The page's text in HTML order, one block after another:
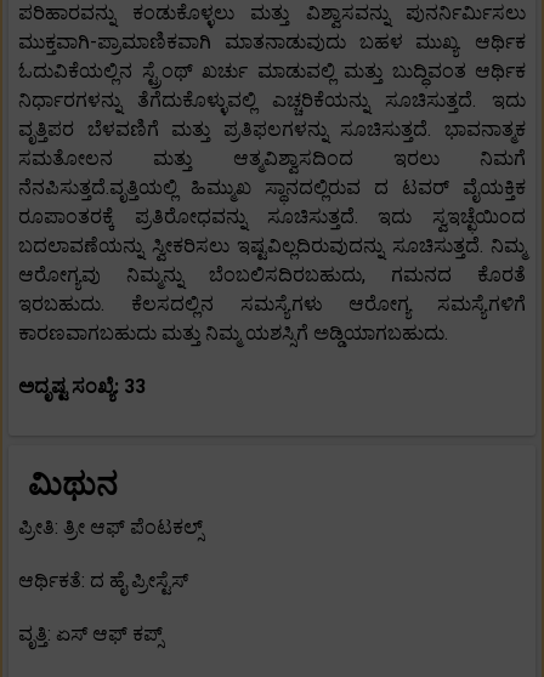
ಪರಿಹಾರವನ್ನು ಕಂಡುಕೊಳ್ಳಲು ಮತ್ತು ವಿಶ್ವಾಸವನ್ನು ಪುನರ್ನಿರ್ಮಿಸಲು
ಮುಕ್ತವಾಗಿ-ಪ್ರಾಮಾಣಿಕವಾಗಿ ಮಾತನಾಡುವುದು ಬಹಳ ಮುಖ್ಯ. ಆರ್ಥಿಕ
ಓದುವಿಕೆಯಲ್ಲಿನ ಸ್ಟ್ರೆಂಥ್ ಖರ್ಚು ಮಾಡುವಲ್ಲಿ ಮತ್ತು ಬುದ್ಧಿವಂತ ಆರ್ಥಿಕ
ನಿರ್ಧಾರಗಳನ್ನು ತೆಗೆದುಕೊಳ್ಳುವಲ್ಲಿ ಎಚ್ಚರಿಕೆಯನ್ನು ಸೂಚಿಸುತ್ತದೆ. ಇದು
ವೃತ್ತಿಪರ ಬೆಳವಣಿಗೆ ಮತ್ತು ಪ್ರತಿಫಲಗಳನ್ನು ಸೂಚಿಸುತ್ತದೆ. ಭಾವನಾತ್ಮಕ
ಸಮತೋಲನ ಮತ್ತು ಆತ್ಮವಿಶ್ವಾಸದಿಂದ ಇರಲು ನಿಮಗೆ
ನೆನಪಿಸುತ್ತದೆ.ವೃತ್ತಿಯಲ್ಲಿ ಹಿಮ್ಮುಖ ಸ್ಥಾನದಲ್ಲಿರುವ ದ ಟವರ್ ವೈಯಕ್ತಿಕ
ರೂಪಾಂತರಕ್ಕೆ ಪ್ರತಿರೋಧವನ್ನು ಸೂಚಿಸುತ್ತದೆ. ಇದು ಸ್ವಇಚ್ಛೆಯಿಂದ
ಬದಲಾವಣೆಯನ್ನು ಸ್ವೀಕರಿಸಲು ಇಷ್ಟವಿಲ್ಲದಿರುವುದನ್ನು ಸೂಚಿಸುತ್ತದೆ. ನಿಮ್ಮ
ಆರೋಗ್ಯವು ನಿಮ್ಮನ್ನು ಬೆಂಬಲಿಸದಿರಬಹುದು, ಗಮನದ ಕೊರತೆ
ಇರಬಹುದು. ಕೆಲಸದಲ್ಲಿನ ಸಮಸ್ಯೆಗಳು ಆರೋಗ್ಯ ಸಮಸ್ಯೆಗಳಿಗೆ
ಕಾರಣವಾಗಬಹುದು ಮತ್ತು ನಿಮ್ಮ ಯಶಸ್ಸಿಗೆ ಅಡ್ಡಿಯಾಗಬಹುದು.
ಅದೃಷ್ಟ ಸಂಖ್ಯೆ: 33
ಮಿಥುನ
ಪ್ರೀತಿ: ತ್ರೀ ಆಫ್ ಪೆಂಟಕಲ್ಸ್
ಆರ್ಥಿಕತೆ: ದ ಹೈ ಪ್ರೀಸ್ಟೆಸ್
ವೃತ್ತಿ: ಏಸ್ ಆಫ್ ಕಪ್ಸ್